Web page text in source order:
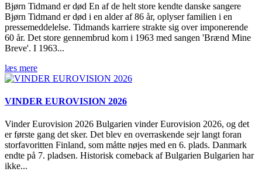
Bjørn Tidmand er død En af de helt store kendte danske sangere
Bjørn Tidmand er død i en alder af 86 år, oplyser familien i en
pressemeddelelse. Tidmands karriere strakte sig over imponerende
60 år. Det store gennembrud kom i 1963 med sangen 'Brænd Mine
Breve'. I 1963...
læs mere
VINDER EUROVISION 2026
Vinder Eurovision 2026 Bulgarien vinder Eurovision 2026, og det
er første gang det sker. Det blev en overraskende sejr langt foran
storfavoritten Finland, som måtte nøjes med en 6. plads. Danmark
endte på 7. pladsen. Historisk comeback af Bulgarien Bulgarien har
ikke...